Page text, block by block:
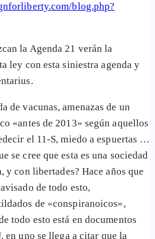
blog.php?
la Agenda 21 verán la
ley con esta siniestra agenda y
de vacunas, amenazas de un
«antes de 2013» según aquellos
el 11-S, miedo a espuertas …
se cree que esta es una sociedad
y con libertades? Hace años que
de todo esto,
de «conspiranoicos»,
todo esto está en documentos
en uno se llega a citar que la